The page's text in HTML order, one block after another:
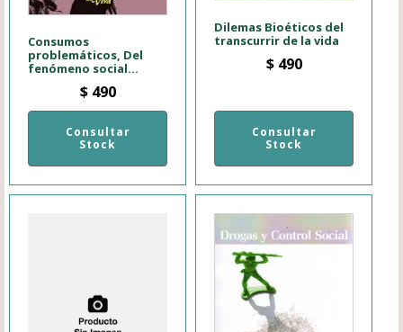
Consumos
problemáticos, Del
fenómeno social...
$490
Consultar
Stock
Dilemas Bioéticos del
transcurrir de la vida
$490
Consultar
Stock